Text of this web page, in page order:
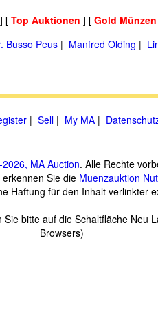
] [ Top Auktionen ] [ Gold
Busso Peus | Manfred Olding |
| Sell | My MA |
MA Auction. Alle Rechte
Sie die Muenzauktion
Haftung für den Inhalt verlinkter
bitte auf die Schaltfläche Neu
Browsers)